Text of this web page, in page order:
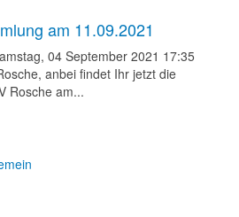
am 11.09.2021
04 September 2021 17:35
anbei findet Ihr jetzt die
Rosche am...